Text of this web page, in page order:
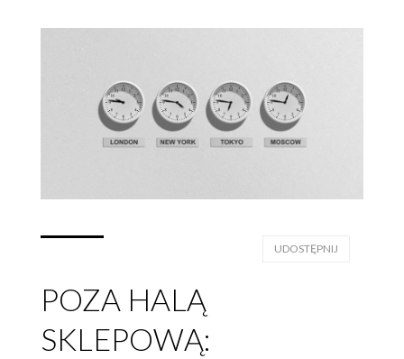
UDOSTĘPNIJ
POZA HALĄ
SKLEPOWĄ: